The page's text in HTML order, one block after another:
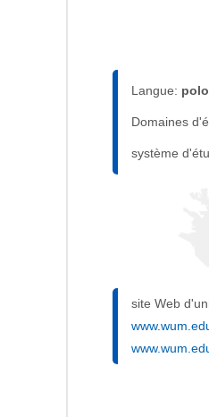
Langue:
Domaines
système
site Web